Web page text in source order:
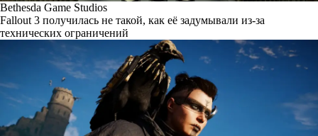
Bethesda Game Studios
Fallout 3 получилась не такой, как её задумывали из-за
технических ограничений